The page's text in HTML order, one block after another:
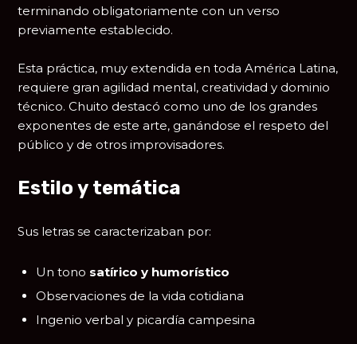
terminando obligatoriamente con un verso
previamente establecido.
Esta práctica, muy extendida en toda América Latina,
requiere gran agilidad mental, creatividad y dominio
técnico. Chuito destacó como uno de los grandes
exponentes de este arte, ganándose el respeto del
público y de otros improvisadores.
Estilo y temática
Sus letras se caracterizaban por:
Un tono satírico y humorístico
Observaciones de la vida cotidiana
Ingenio verbal y picardía campesina